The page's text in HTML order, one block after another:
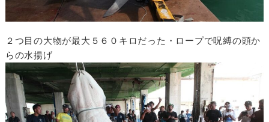
２つ目の大物が最大５６０キロだった・ロープで呪縛の頭か
らの水揚げ